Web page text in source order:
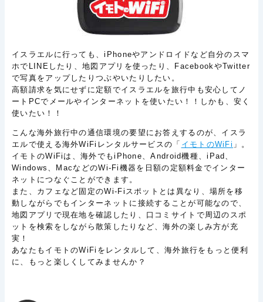
イスラエルに行っても、iPhoneやアンドロイドなど自分のスマ
ホでLINEしたり、地図アプリを使ったり、FacebookやTwitter
で写真をアップしたりつぶやいたりしたい。
高額請求を気にせずに定額でイスラエルを旅行中も安心してノ
ートPCでメールやインターネットを使いたい！！しかも、安く
使いたい！！
こんな海外旅行中の通信環境の要望にお答えするのが、イスラ
エルで使える海外WiFiレンタルサービスの「 イモトのWiFi 」。
イモトのWiFiは、海外でもiPhone、Android機種、iPad、
Windows、MacなどのWi-Fi機器を日額の定額料金でインター
ネットにつなぐことができます。
また、カフェなど固定のWi-Fiスポットとは異なり、場所を移
動しながらでもインターネットに接続することが可能なので、
地図アプリで現在地を確認したり、口コミサイトで周辺のスポ
ットを検索をしながら散策したりなど、海外の楽しみ方が充
実！
あなたもイモトのWiFiをレンタルして、海外旅行をもっと便利
に、もっと楽しくしてみませんか？